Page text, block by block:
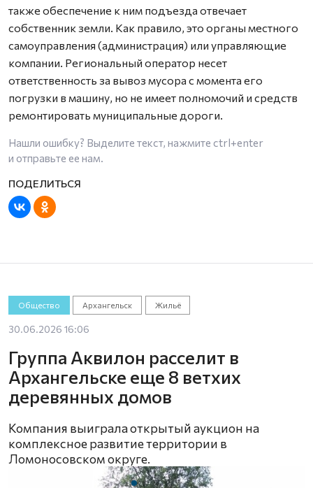
также обеспечение к ним подъезда отвечает
собственник земли. Как правило, это органы местного
самоуправления (администрация) или управляющие
компании. Региональный оператор несет
ответственность за вывоз мусора с момента его
погрузки в машину, но не имеет полномочий и средств
ремонтировать муниципальные дороги.
Нашли ошибку? Выделите текст, нажмите ctrl+enter
и отправьте ее нам.
Общество Архангельск Жильё
30.06.2026 16:06
Группа Аквилон расселит в
Архангельске еще 8 ветхих
деревянных домов
Компания выиграла открытый аукцион на
комплексное развитие территории в
Ломоносовском округе.